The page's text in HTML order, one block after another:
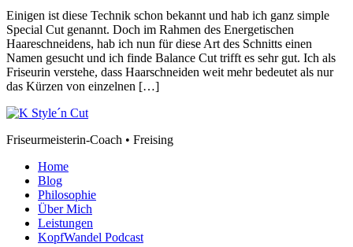
Einigen ist diese Technik schon bekannt und hab ich ganz simple
Special Cut genannt. Doch im Rahmen des Energetischen
Haareschneidens, hab ich nun für diese Art des Schnitts einen
Namen gesucht und ich finde Balance Cut trifft es sehr gut. Ich als
Friseurin verstehe, dass Haarschneiden weit mehr bedeutet als nur
das Kürzen von einzelnen […]
Friseurmeisterin-Coach • Freising
Home
Blog
Philosophie
Über Mich
Leistungen
KopfWandel Podcast